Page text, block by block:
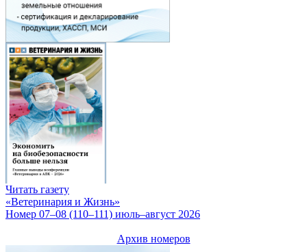
Читать газету
«Ветеринария и Жизнь»
Номер 07–08 (110–111) июль–август 2026
Архив номеров